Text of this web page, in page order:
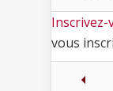
Inscrivez-
vous